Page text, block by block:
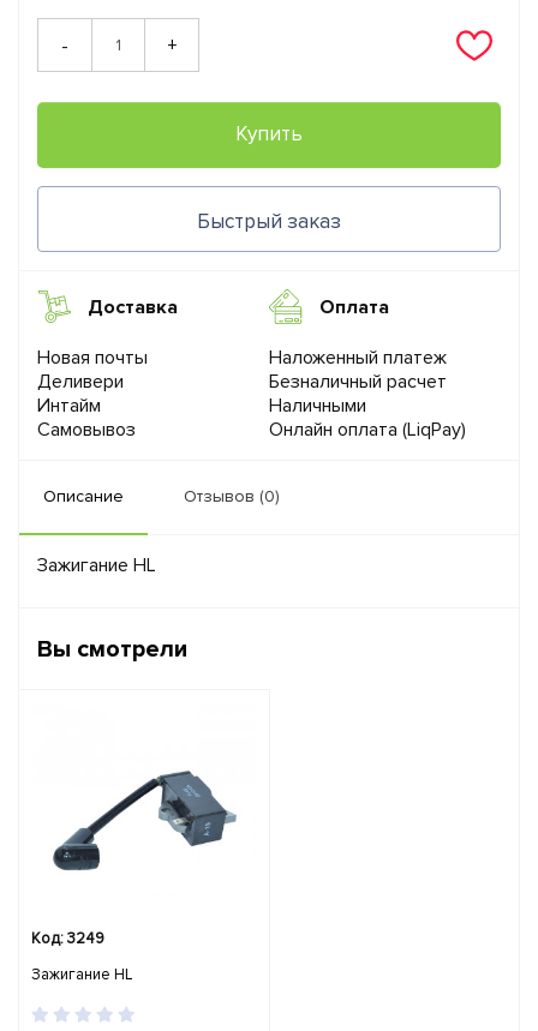
- +
Купить
Быстрый заказ
Доставка
Новая почты
Деливери
Интайм
Самовывоз
Оплата
Наложенный платеж
Безналичный расчет
Наличными
Онлайн оплата (LiqPay)
Описание Отзывов (0)
Зажигание HL
Вы смотрели
Код: 3249
Зажигание HL